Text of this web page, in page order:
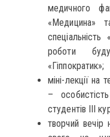
медичного
«Медицина»
роботи
«Гіппократик»;
міні-лекції на
–
студентів ІІІ
творчий вечір